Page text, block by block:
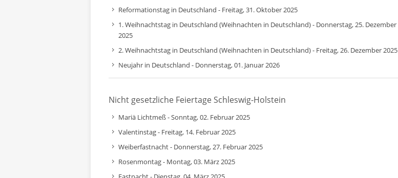
Reformationstag in Deutschland - Freitag, 31. Oktober 2025
1. Weihnachtstag in Deutschland (Weihnachten in Deutschland) - Donnerstag, 25. Dezember
2025
2. Weihnachtstag in Deutschland (Weihnachten in Deutschland) - Freitag, 26. Dezember 2025
Neujahr in Deutschland - Donnerstag, 01. Januar 2026
Nicht gesetzliche Feiertage Schleswig-Holstein
Mariä Lichtmeß - Sonntag, 02. Februar 2025
Valentinstag - Freitag, 14. Februar 2025
Weiberfastnacht - Donnerstag, 27. Februar 2025
Rosenmontag - Montag, 03. März 2025